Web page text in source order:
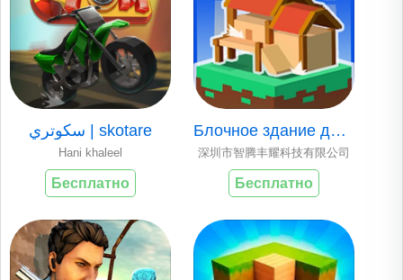
سكوتري | skotare
Hani khaleel
Бесплатно
Блочное здание для..
深圳市智腾丰耀科技有限公司
Бесплатно